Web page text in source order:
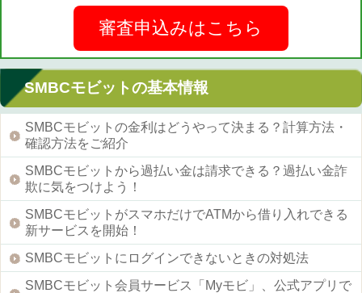
審査申込みはこちら
SMBCモビットの基本情報
SMBCモビットの金利はどうやって決まる？計算方法・
確認方法をご紹介
SMBCモビットから過払い金は請求できる？過払い金詐
欺に気をつけよう！
SMBCモビットがスマホだけでATMから借り入れできる
新サービスを開始！
SMBCモビットにログインできないときの対処法
SMBCモビット会員サービス「Myモビ」、公式アプリで